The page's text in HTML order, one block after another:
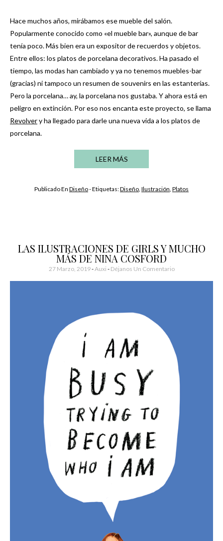
Hace muchos años, mirábamos ese mueble del salón.
Popularmente conocido como «el mueble bar», aunque de bar
tenía poco. Más bien era un expositor de recuerdos y objetos.
Entre ellos: los platos de porcelana decorativos. Ha pasado el
tiempo, las modas han cambiado y ya no tenemos muebles-bar
(gracias) ni tampoco un resumen de souvenirs en las estanterías.
Pero la porcelana… ay, la porcelana nos gustaba. Y ahora está en
peligro en extinción. Por eso nos encanta este proyecto, se llama
Revolvery ha llegado para darle una nueva vida a los platos de
porcelana.
LEER MÁS
Publicado En Diseño- Etiquetas:Diseño Ilustración Platos
LAS ILUSTRACIONES DE GIRLS Y MUCHO
MÁS DE NINA COSFORD
27 Marzo, 2019-Auxi Déjanos Un Comentario